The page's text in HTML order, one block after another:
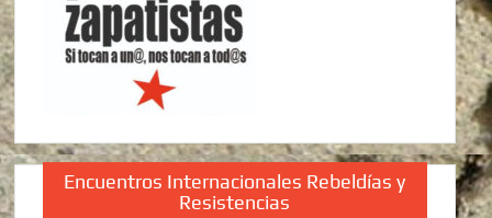
Encuentros Internacionales Rebeldías y
Resistencias